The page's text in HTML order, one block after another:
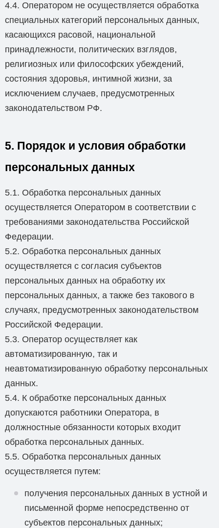
4.4. Оператором не осуществляется обработка
специальных категорий персональных данных,
касающихся расовой, национальной
принадлежности, политических взглядов,
религиозных или философских убеждений,
состояния здоровья, интимной жизни, за
исключением случаев, предусмотренных
законодательством РФ.
5. Порядок и условия обработки
персональных данных
5.1. Обработка персональных данных
осуществляется Оператором в соответствии с
требованиями законодательства Российской
Федерации.
5.2. Обработка персональных данных
осуществляется с согласия субъектов
персональных данных на обработку их
персональных данных, а также без такового в
случаях, предусмотренных законодательством
Российской Федерации.
5.3. Оператор осуществляет как
автоматизированную, так и
неавтоматизированную обработку персональных
данных.
5.4. К обработке персональных данных
допускаются работники Оператора, в
должностные обязанности которых входит
обработка персональных данных.
5.5. Обработка персональных данных
осуществляется путем:
получения персональных данных в устной и
письменной форме непосредственно от
субъектов персональных данных;